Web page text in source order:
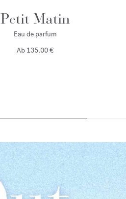
Petit Matin
Eau de parfum
Ab 135,00 €